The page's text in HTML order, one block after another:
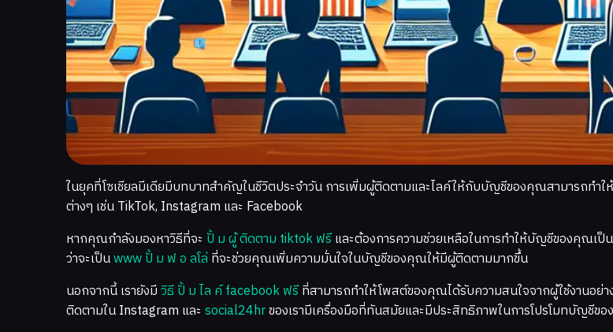
ในยุคที่โซเชียลมีเดียมีบทบาทสำคัญในชีวิตประจำวัน การเพิ่มผู้ติดตามและไลค์ให้กับบัญชีของคุณสามารถทำ
ต่างๆ เช่น TikTok, Instagram และ Facebook
หากคุณกำลังมองหาวิธีที่จะ ปั้ ม ผู้ ติดตาม tiktok ฟรีและต้องการความช่วยเหลือในการทำให้บัญชีของคุณเ
ว่าจะเป็นwww ปั้ ม ฟ อ ลโล่ ที่จะช่วยคุณเพิ่มความมั่นใจในบัญชีของคุณให้มีผู้ติดตามมากขึ้น
นอกจากนี้ เรายังมีวิธี ปั้ ม ไล ค์ facebook ฟรีที่สามารถทำให้โพสต์ของคุณได้รับความสนใจจากผู้ใช้งานอย่า
ติดตามใน Instagram และ social24hrของเรามีเครื่องมือที่ทันสมัยและมีประสิทธิภาพในการโปรโมทบัญชีข